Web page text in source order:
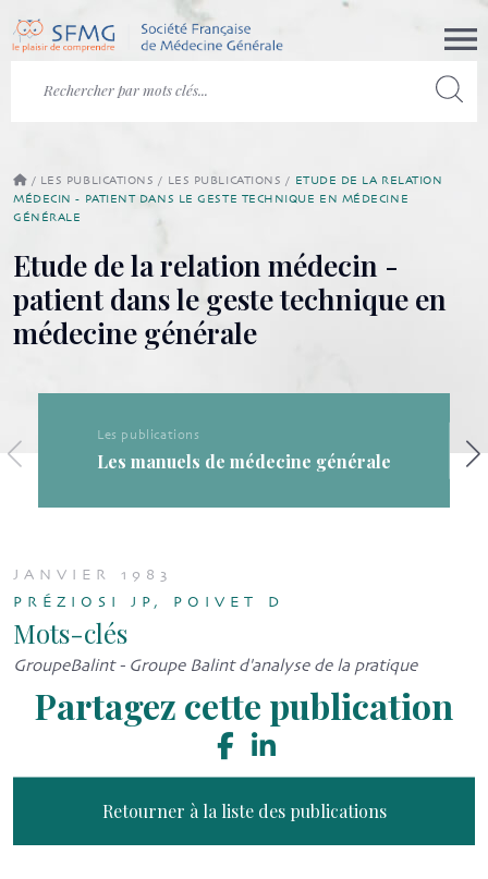
/ LES PUBLICATIONS / LES PUBLICATIONS / ETUDE DE LA RELATION
MÉDECIN - PATIENT DANS LE GESTE TECHNIQUE EN MÉDECINE
GÉNÉRALE
Etude de la relation médecin -
patient dans le geste technique en
médecine générale
générale Les publications de la
JANVIER 1983
PRÉZIOSI JP, POIVET D
Mots-clés
GroupeBalint - Groupe Balint d'analyse de la pratique
Partagez cette publication
Retourner à la liste des publications